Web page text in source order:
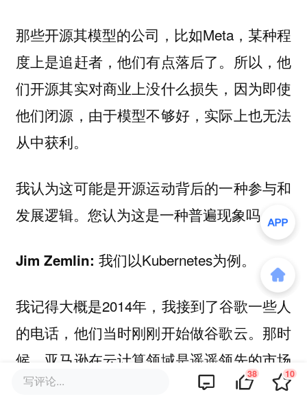
那些开源其模型的公司，比如Meta，某种程
度上是追赶者，他们有点落后了。所以，他
们开源其实对商业上没什么损失，因为即使
他们闭源，由于模型不够好，实际上也无法
从中获利。
我认为这可能是开源运动背后的一种参与和
发展逻辑。您认为这是一种普遍现象吗？
Jim Zemlin: 我们以Kubernetes为例。
我记得大概是2014年，我接到了谷歌一些人
的电话，他们当时刚刚开始做谷歌云。那时
候，亚马逊在云计算领域是遥遥领先的市场
领导者。而谷歌想做的是改变构建云应用的
写评论... 38 10